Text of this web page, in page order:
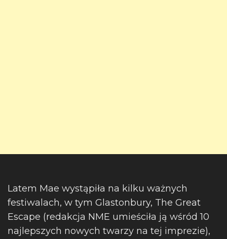
Latem Mae wystąpiła na kilku ważnych
festiwalach, w tym Glastonbury, The Great
Escape (redakcja NME umieściła ją wśród 10
najlepszych nowych twarzy na tej imprezie),